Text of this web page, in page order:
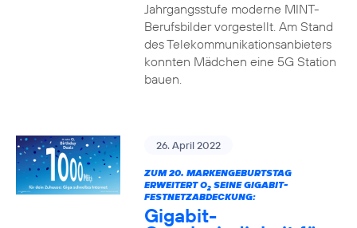
Jahrgangsstufe moderne MINT-
Berufsbilder vorgestellt. Am Stand
des Telekommunikationsanbieters
konnten Mädchen eine 5G Station
bauen.
26. April 2022
ZUM 20. MARKENGEBURTSTAG
ERWEITERT O2SEINE GIGABIT-
FESTNETZABDECKUNG:
Gigabit-